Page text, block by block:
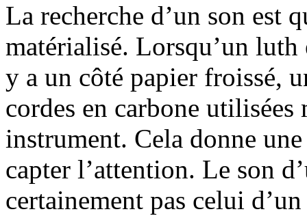
La recherche d’un son est
matérialisé. Lorsqu’un
y a un côté papier froissé,
cordes en carbone utilisées
instrument. Cela donne
capter l’attention. Le son
certainement pas celui